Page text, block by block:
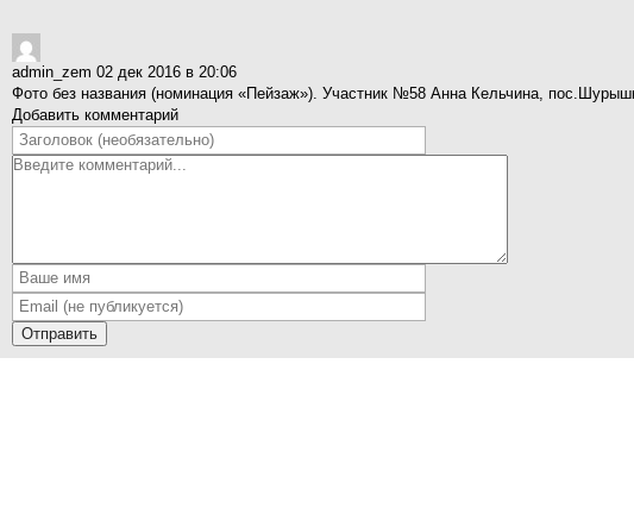
admin_zem 02 дек 2016 в 20:06
Фото без названия (номинация «Пейзаж»). Участник №58 Анна Кельчина,
Добавить комментарий
Отправить